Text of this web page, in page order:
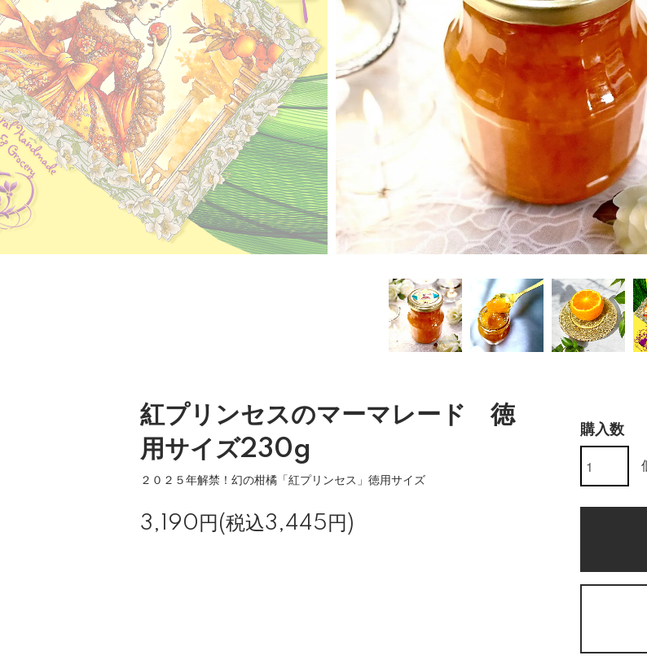
紅プリンセスのマーマレード 徳
用サイズ230g
２０２５年解禁！幻の柑橘「紅プリンセス」徳用サイズ
3,190円(税込3,445円)
購入数